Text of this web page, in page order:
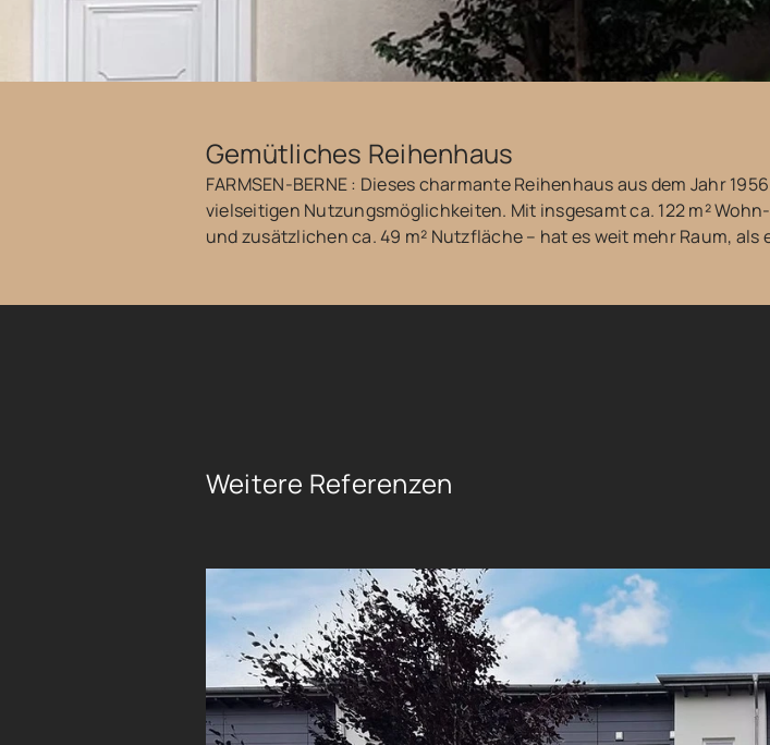
Gemütliches Reihenhaus
FARMSEN-BERNE : Dieses charmante Reihenhaus aus dem Jahr
vielseitigen Nutzungsmöglichkeiten. Mit insgesamt ca. 122 m²
und zusätzlichen ca. 49 m² Nutzfläche – hat es weit mehr Raum,
Weitere Referenzen